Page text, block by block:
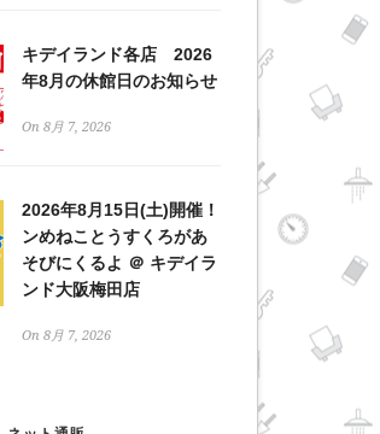
キデイランド各店 2026
年8月の休館日のお知らせ
On 8月 7, 2026
2026年8月15日(土)開催！
ンめねことうすくろがあ
そびにくるよ ＠ キデイラ
ンド大阪梅田店
On 8月 7, 2026